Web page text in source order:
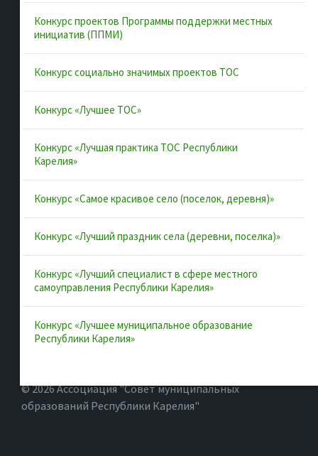
Об ассоциации
Документы
Муниципальные образования
Конкурсы и лучшие практики
Контакты
Полезные ссылки
Интернет-портал Республики Карелия
Инициативы Карелии
Территориальное общественное самоуправление в
Республике Карелия
ВАРМСУ
ОАТОС
© 2026 Ассоциация "Совет муниципальных
образований Республики Карелия"
Конкурс проектов Программы поддержки местных
инициатив (ППМИ)
Конкурс социально значимых проектов ТОС
Конкурс «Лучшее ТОС»
Конкурс «Лучшая практика ТОС Республики
Карелия»
Конкурс «Самое красивое село (поселок, деревня)»
Конкурс «Лучший праздник села (деревни, поселка)»
Конкурс «Лучший специалист в сфере местного
самоуправления Республики Карелия»
Конкурс «Лучшее муниципальное образование
Республики Карелия»